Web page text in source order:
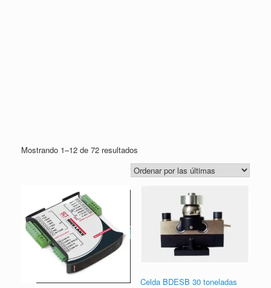
Mostrando 1–12 de 72 resultados
by
latest
Celda BDESB 30 toneladas